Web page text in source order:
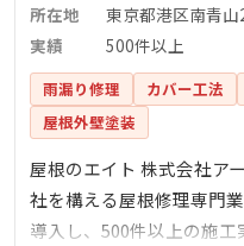
所在地
東京都港区南青山
実績
500件以上
雨漏り修理 カバー工法
屋根外壁塗装
屋根のエイト 株式会社ア
社を構える屋根修理専門
導入し、500件以上の施